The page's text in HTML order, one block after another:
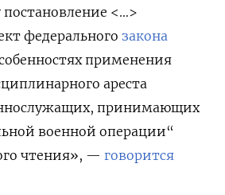
<…>
федерального закона
применения
ареста
принимающих
военной операции“
чтения», — говорится